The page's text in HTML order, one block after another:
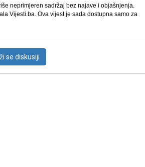
neprimjeren sadržaj bez najave i objašnjenja.
Vijesti.ba. Ova vijest je sada dostupna samo za
se diskusiji